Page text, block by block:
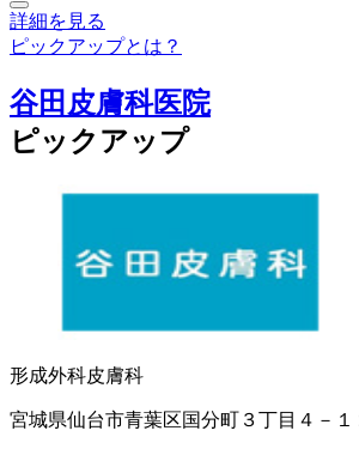
詳細を見る
ピックアップとは？
谷田皮膚科医院
ピックアップ
形成外科皮膚科
宮城県仙台市青葉区国分町３丁目４－１